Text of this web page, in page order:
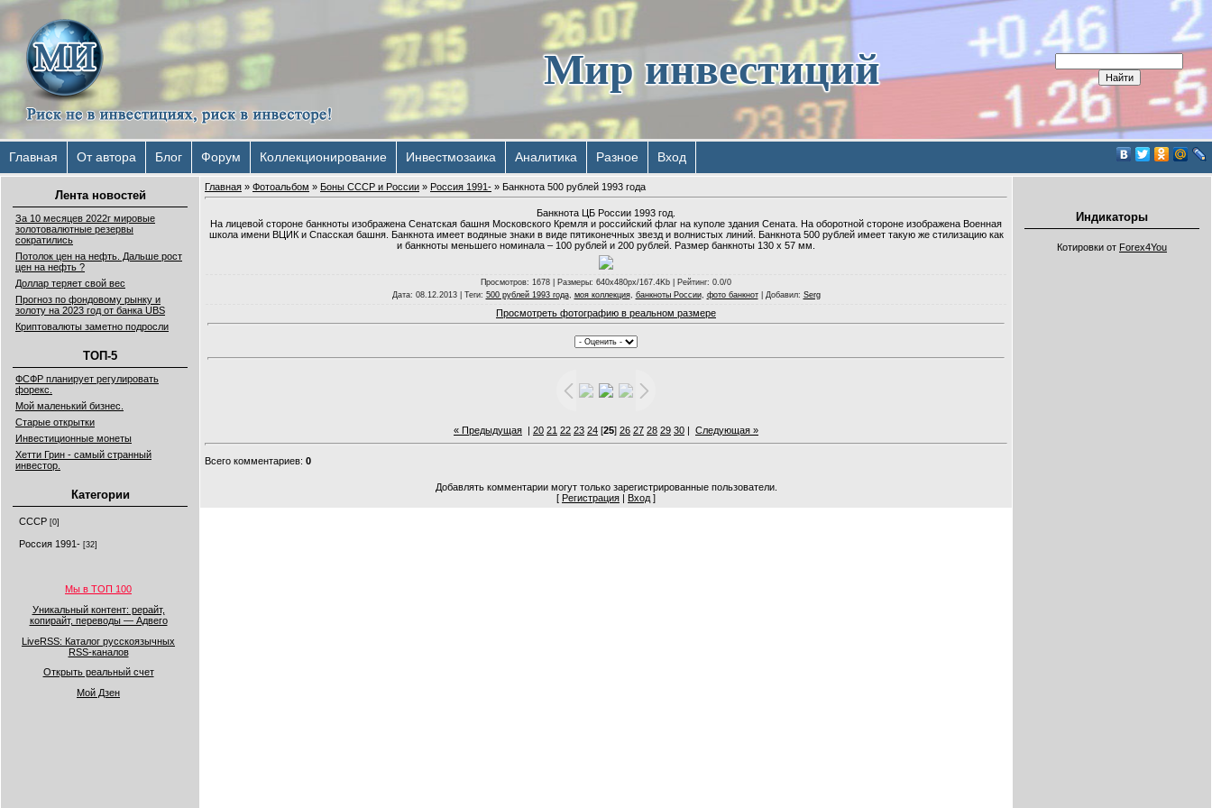
Мир инвестиций
Главная От автора Блог Форум Коллекционирование Инвестмозаика Аналитика Разное Вход
Лента новостей
За 10 месяцев 2022г мировые
золотовалютные резервы
сократились
Потолок цен на нефть. Дальше рост
цен на нефть ?
Доллар теряет свой вес
Прогноз по фондовому рынку и
золоту на 2023 год от банка UBS
Криптовалюты заметно подросли
ТОП-5
ФСФР планирует регулировать
форекс.
Мой маленький бизнес.
Старые открытки
Инвестиционные монеты
Хетти Грин - самый странный
инвестор.
Категории
СССР [0]
Россия 1991- [32]
Мы в ТОП 100
Уникальный контент: рерайт,
копирайт, переводы — Адвего
LiveRSS: Каталог русскоязычных
RSS-каналов
Открыть реальный счет
Мой Дзен
Главная » Фотоальбом » Боны СССР и России » Россия 1991- » Банкнота 500 рублей 1993 года
Банкнота ЦБ России 1993 год.
На лицевой стороне банкноты изображена Сенатская башня Московского Кремля и российский флаг на куполе здания Сената. На оборотной стороне изображена Военная
школа имени ВЦИК и Спасская башня. Банкнота имеет водяные знаки в виде пятиконечных звезд и волнистых линий. Банкнота 500 рублей имеет такую же стилизацию как
и банкноты меньшего номинала – 100 рублей и 200 рублей. Размер банкноты 130 х 57 мм.
Просмотров: 1678 | Размеры: 640x480px/167.4Kb | Рейтинг: 0.0/0
Дата: 08.12.2013 | Теги: 500 рублей 1993 года, моя коллекция, банкноты России, фото банкнот| Добавил: Serg
Просмотреть фотографию в реальном размере
« Предыдущая | 20 21 22 23 24 [25] 26 27 28 29 30 | Следующая »
Всего комментариев: 0
Добавлять комментарии могут только зарегистрированные пользователи.
[ Регистрация Вход ]
Индикаторы
Котировки от Forex4You